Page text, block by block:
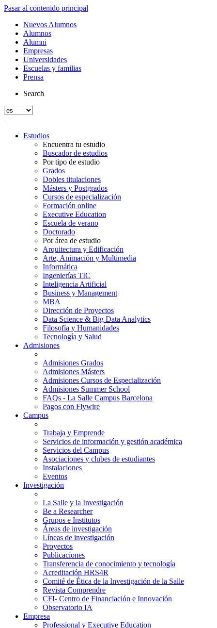
Pasar al contenido principal
Nuevos Alumnos
Alumnos
Alumni
Empresas
Universidades
Escuelas y familias
Prensa
Search
Estudios
Encuentra tu estudio
Buscador de estudios
Por tipo de estudio
Grados
Dobles titulaciones
Másters y Postgrados
Cursos de especialización
Formación online
Executive Education
Escuela de verano
Doctorado
Por área de estudio
Arquitectura y Edificación
Arte, Animación y Multimedia
Informática
Ingenierías TIC
Inteligencia Artificial
Business y Management
MBA
Dirección de Proyectos
Data Science & Big Data Analytics
Filosofía y Humanidades
Tecnología y Salud
Admisiones
Admisiones Grados
Admisiones Másters
Admisiones Cursos de Especialización
Admisiones Summer School
FAQs - La Salle Campus Barcelona
Pagos con Flywire
Campus
Trabaja y Emprende
Servicios de información y gestión académica
Servicios del Campus
Asociaciones y clubes de estudiantes
Instalaciones
Eventos
Investigación
La Salle y la Investigación
Be a Researcher
Grupos e Institutos
Áreas de investigación
Líneas de investigación
Proyectos
Publicaciones
Transferencia de conocimiento y tecnología
Acreditación HRS4R
Comité de Ética de la Investigación de la Salle
Revista Comprendre
CFI- Centro de Financiación e Innovación
Observatorio IA
Empresa
Professional y Executive Education